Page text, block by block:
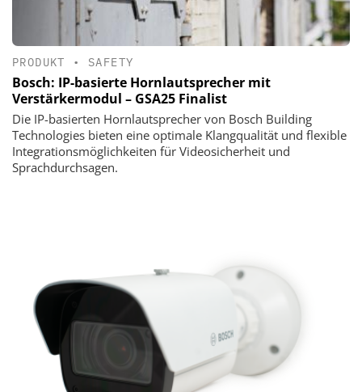
PRODUKT • SAFETY
Bosch: IP-basierte Hornlautsprecher mit
Verstärkermodul – GSA25 Finalist
Die IP-basierten Hornlautsprecher von Bosch Building
Technologies bieten eine optimale Klangqualität und flexible
Integrationsmöglichkeiten für Videosicherheit und
Sprachdurchsagen.